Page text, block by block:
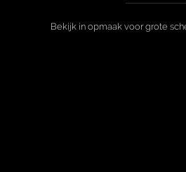
Bekijk in opmaak voor grote